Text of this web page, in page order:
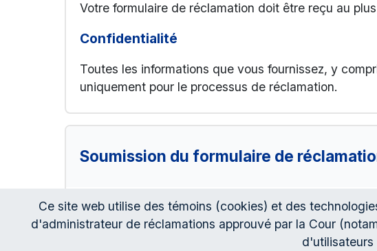
Votre formulaire de réclamation doit être reçu au
Confidentialité
Toutes les informations que vous fournissez, y
uniquement pour le processus de réclamation.
Soumission du formulaire de
Détails
Vous pouvez soumettre votre formulaire de
Ce site web utilise des témoins (cookies) et des
d'administrateur de réclamations approuvé par la Cour
d'utilisateurs